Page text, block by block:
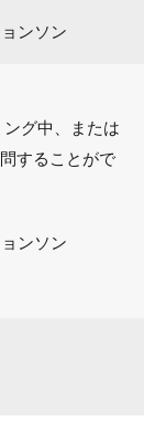
ンソン
グ中、または
することがで
ンソン